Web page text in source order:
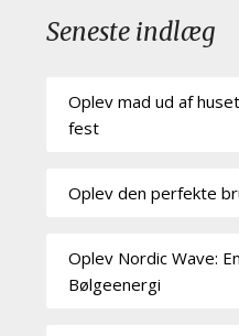
Seneste indlæg
Oplev mad ud af
fest
Oplev den perfekte
Oplev Nordic Wave:
Bølgeenergi